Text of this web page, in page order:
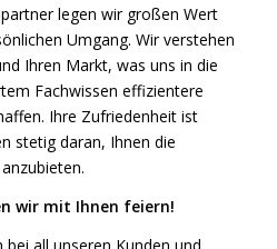
legen wir großen Wert
Umgang. Wir verstehen
Ihren Markt, was uns in die
Fachwissen effizientere
Ihre Zufriedenheit ist
stetig daran, Ihnen die
wir mit Ihnen feiern!